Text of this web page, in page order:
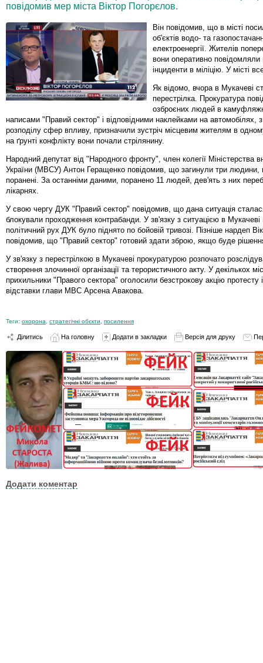
повідомив мер міста Віктор Погорєлов.
Він повідомив, що в місті
об'єктів водо- та
електроенергії. Жителів
вони оперативно
інциденти в міліцію. У місті
Як відомо, вчора в Мукачеві
перестрілка. Прокуратура
озброєних людей в
написами "Правий сектор" і відповідними наклейками на автомобілях,
розподілу сфер впливу, призначили зустріч місцевим жителям в
на ґрунті конфлікту вони почали стрілянину.
Народний депутат від "Народного фронту", член колегії Міністерства
України (МВСУ) Антон Геращенко повідомив, що загинули три
поранені. За останніми даними, поранено 11 людей, дев'ять з них
лікарнях.
У свою чергу ДУК "Правий сектор" повідомив, що дана ситуація
блокували проходження контрабанди. У зв'язку з ситуацією в Мукачеві
політичний рух ДУК було піднято по бойовій тривозі. Пізніше нардеп
повідомив, що "Правий сектор" готовий здати зброю, якщо буде
У зв'язку з перестрілкою в Мукачеві прокуратурою розпочато
створення злочинної організації та терористичного акту. У декількох
прихильники "Правого сектора" оголосили безстрокову акцію протесту
відставки глави МВС Арсена Авакова.
Теги: охорона стратегічні обєкти посилення
Ділитись На головну Додати в закладки Версія для друку
Додати коментар